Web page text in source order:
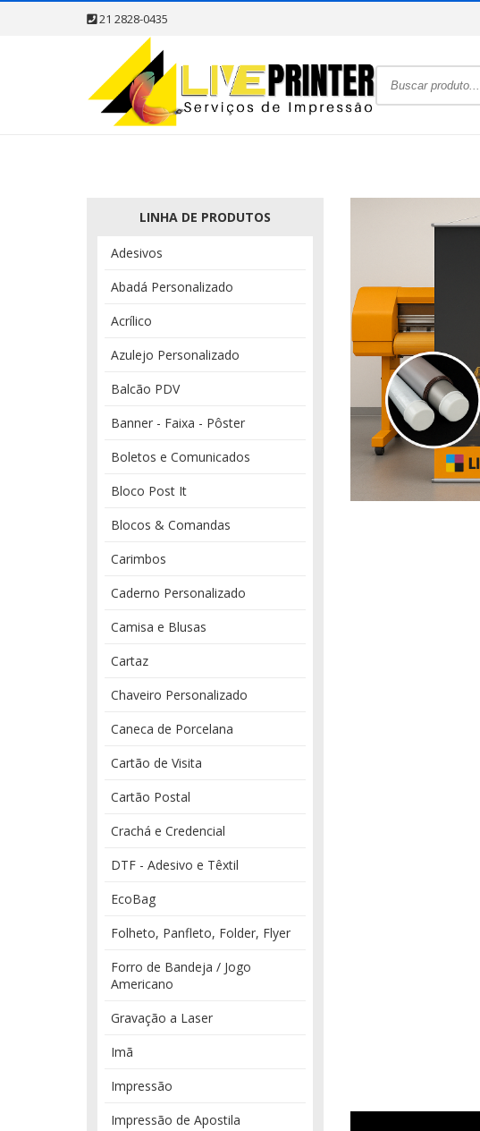
21 2828-0435
LINHA DE PRODUTOS
Adesivos
Abadá Personalizado
Acrílico
Azulejo Personalizado
Balcão PDV
Banner - Faixa - Pôster
Boletos e Comunicados
Bloco Post It
Blocos & Comandas
Carimbos
Caderno Personalizado
Camisa e Blusas
Cartaz
Chaveiro Personalizado
Caneca de Porcelana
Cartão de Visita
Cartão Postal
Crachá e Credencial
DTF - Adesivo e Têxtil
EcoBag
Folheto, Panfleto, Folder, Flyer
Forro de Bandeja / Jogo
Americano
Gravação a Laser
Imã
Impressão
Impressão de Apostila